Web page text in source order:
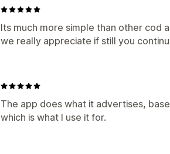
Its much more simple than other cod
we really appreciate if still you
The app does what it advertises,
which is what I use it for.